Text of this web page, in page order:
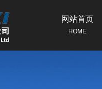
网站首页
HOME